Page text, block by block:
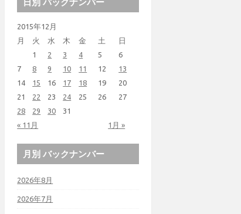
2015年12月
月
火 水 木 金 土 日
« 11月 1月 »
1 2 3 4 5
6
7
8 9 10 11 12
13
14
15 16 17 18 19
20
21
22 23 24 25 26
27
28
29 30 31
月別 バックナンバー
2026年8月
2026年7月